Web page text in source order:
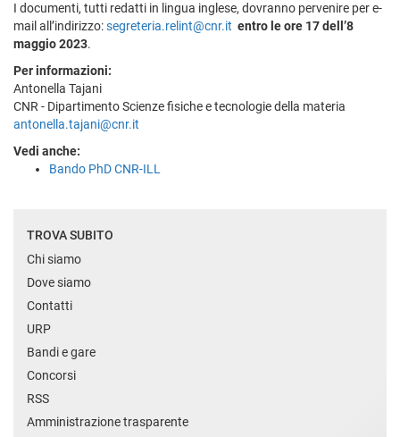
I documenti, tutti redatti in lingua inglese, dovranno pervenire per e-
mail all’indirizzo:segreteria.relint@cnr.it entro le ore 17 dell’8
maggio 2023.
Per informazioni:
Antonella Tajani
CNR - Dipartimento Scienze fisiche e tecnologie della materia
antonella.tajani@cnr.it
Vedi anche:
Bando PhD CNR-ILL
TROVA SUBITO
Chi siamo
Dove siamo
Contatti
URP
Bandi e gare
Concorsi
RSS
Amministrazione trasparente